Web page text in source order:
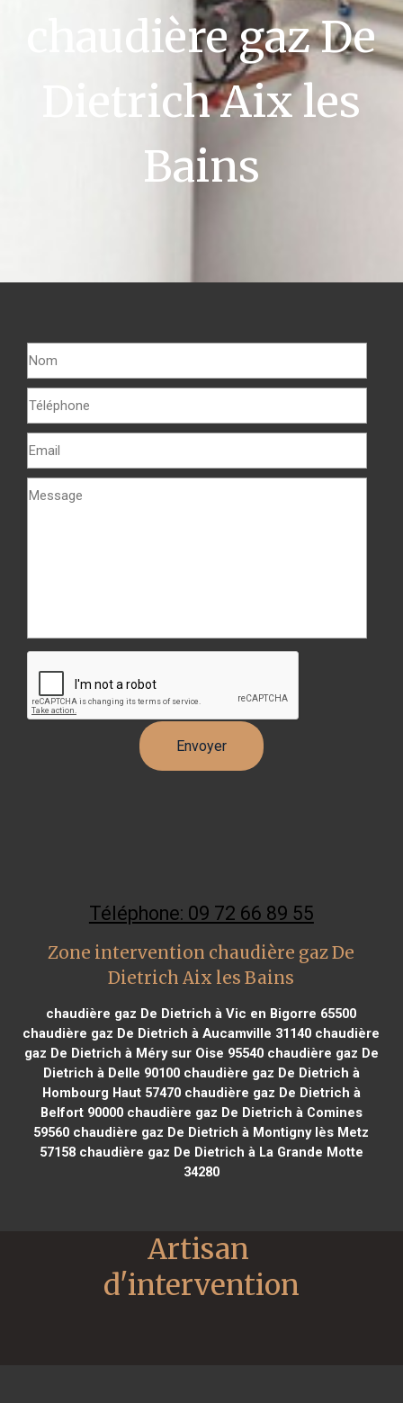
chaudière gaz De
Dietrich Aix les
Bains
Téléphone: 09 72 66 89 55
Zone intervention chaudière gaz De
Dietrich Aix les Bains
chaudière gaz De Dietrich à Vic en Bigorre 65500
chaudière gaz De Dietrich à Aucamville 31140 chaudière
gaz De Dietrich à Méry sur Oise 95540chaudière gaz De
Dietrich à Delle 90100chaudière gaz De Dietrich à
Hombourg Haut 57470chaudière gaz De Dietrich à
Belfort 90000chaudière gaz De Dietrich à Comines
59560 chaudière gaz De Dietrich à Montigny lès Metz
57158chaudière gaz De Dietrich à La Grande Motte
34280
Artisan
d'intervention